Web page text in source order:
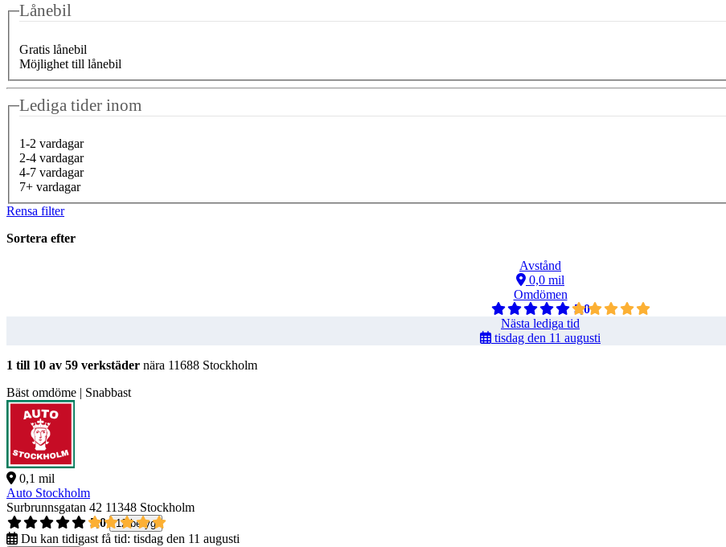
Lånebil
Gratis lånebil
Möjlighet till lånebil
Lediga tider inom
1-2 vardagar
2-4 vardagar
4-7 vardagar
7+ vardagar
Rensa filter
Sortera efter
Avstånd
0,0 mil
Omdömen
5,0
Nästa lediga tid
tisdag den 11 augusti
1 till 10 av 59 verkstäder nära 11688 Stockholm
Bäst omdöme | Snabbast
0,1 mil
Auto Stockholm
Surbrunnsgatan 42 11348 Stockholm
5,0
12 betyg
Du kan tidigast få tid: tisdag den 11 augusti